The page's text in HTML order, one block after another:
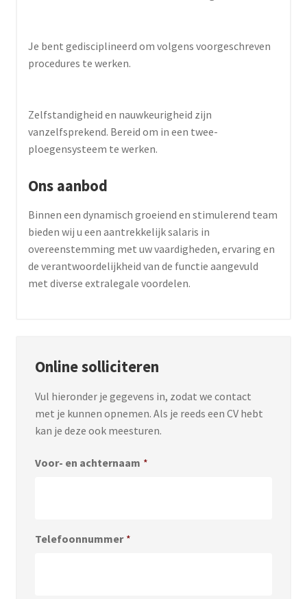
Je bent gedisciplineerd om volgens voorgeschreven
procedures te werken.
Zelfstandigheid en nauwkeurigheid zijn
vanzelfsprekend. Bereid om in een twee-
ploegensysteem te werken.
Ons aanbod
Binnen een dynamisch groeiend en stimulerend team
bieden wij u een aantrekkelijk salaris in
overeenstemming met uw vaardigheden, ervaring en
de verantwoordelijkheid van de functie aangevuld
met diverse extralegale voordelen.
Online solliciteren
Vul hieronder je gegevens in, zodat we contact
met je kunnen opnemen. Als je reeds een CV hebt
kan je deze ook meesturen.
Voor- en achternaam *
Telefoonnummer *